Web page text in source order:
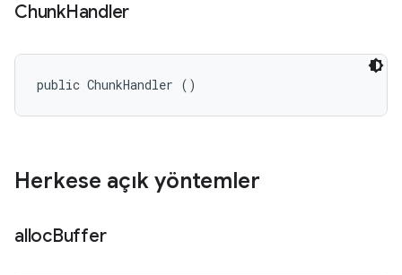
ChunkHandler
public ChunkHandler ()
Herkese açık yöntemler
allocBuffer